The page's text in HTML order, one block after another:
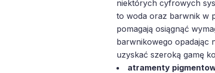
niektórych cyfrowych
to woda oraz barwnik w
pomagają osiągnąć
barwnikowego opadając
uzyskać szeroką gamę
atramenty